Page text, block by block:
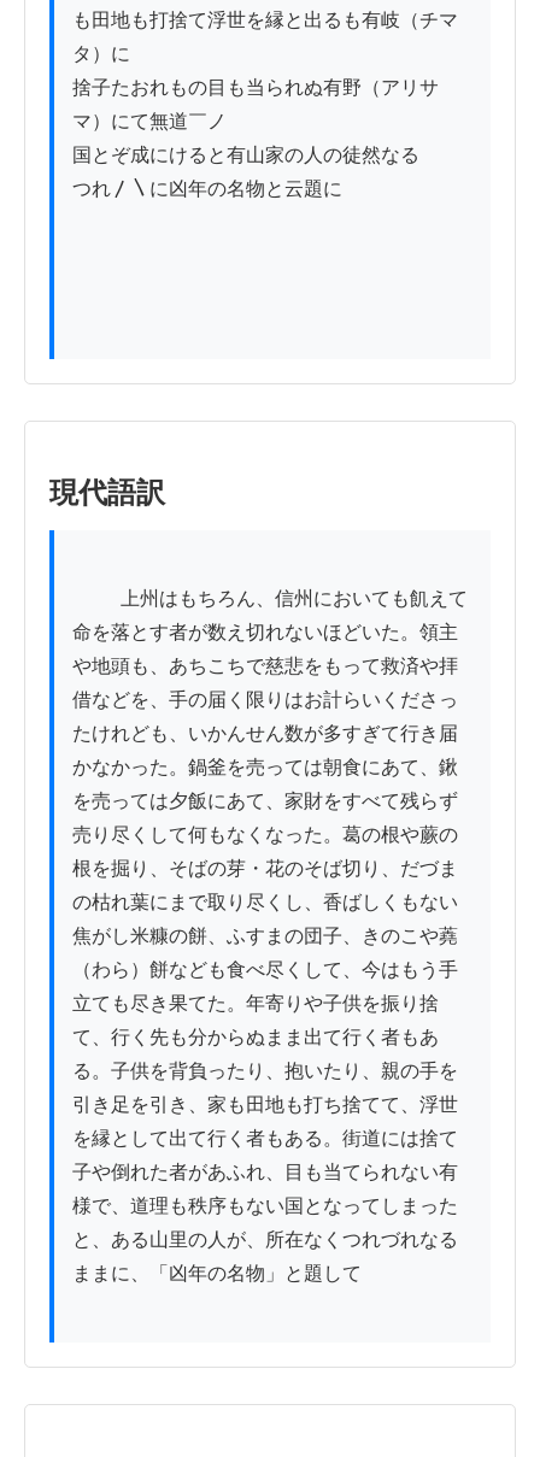
も田地も打捨て浮世を縁と出るも有岐（チマ
タ）に
捨子たおれもの目も当られぬ有野（アリサ
マ）にて無道￣ノ
国とぞ成にけると有山家の人の徒然なる
つれ〳〵に凶年の名物と云題に
現代語訳
命を落とす者が数え切れないほどいた。領主
や地頭も、あちこちで慈悲をもって救済や拝
借などを、手の届く限りはお計らいくださっ
たけれども、いかんせん数が多すぎて行き届
かなかった。鍋釜を売っては朝食にあて、鍬
を売っては夕飯にあて、家財をすべて残らず
売り尽くして何もなくなった。葛の根や蕨の
根を掘り、そばの芽・花のそば切り、だづま
の枯れ葉にまで取り尽くし、香ばしくもない
焦がし米糠の餅、ふすまの団子、きのこや蕘
（わら）餅なども食べ尽くして、今はもう手
立ても尽き果てた。年寄りや子供を振り捨
て、行く先も分からぬまま出て行く者もあ
る。子供を背負ったり、抱いたり、親の手を
引き足を引き、家も田地も打ち捨てて、浮世
を縁として出て行く者もある。街道には捨て
子や倒れた者があふれ、目も当てられない有
様で、道理も秩序もない国となってしまった
と、ある山里の人が、所在なくつれづれなる
ままに、「凶年の名物」と題して